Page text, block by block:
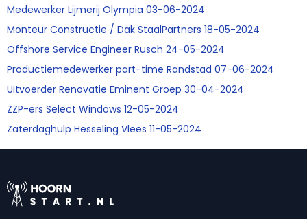
Medewerker Lijmerij Olympia 03-06-2024
Monteur Constructie / Dak StaalPartners 18-05-2024
Offshore Service Engineer Rusch 24-05-2024
Productiemedewerker part-time Randstad 07-06-2024
Uitvoerder Renovatie Eminent Groep 30-04-2024
ZZP-ers Select Windows 12-05-2024
Zaterdaghulp Hesseling Vlees 11-05-2024